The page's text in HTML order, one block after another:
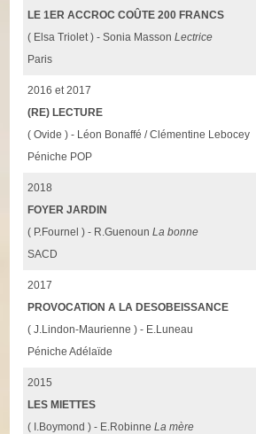
LE 1ER ACCROC COÛTE 200 FRANCS
( Elsa Triolet ) - Sonia MassonLectrice
Paris
2016 et 2017
(RE) LECTURE
( Ovide ) - Léon Bonaffé / Clémentine Lebocey
Péniche POP
2018
FOYER JARDIN
( P.Fournel ) - R.GuenounLa bonne
SACD
2017
PROVOCATION A LA DESOBEISSANCE
( J.Lindon-Maurienne ) - E.Luneau
Péniche Adélaïde
2015
LES MIETTES
( I.Boymond ) - E.RobinneLa mère